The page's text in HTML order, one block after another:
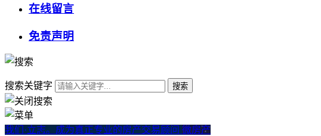
在线留言
免责声明
搜索关键字
我们·立志。成为真正专业的房产交易顾问 微房产